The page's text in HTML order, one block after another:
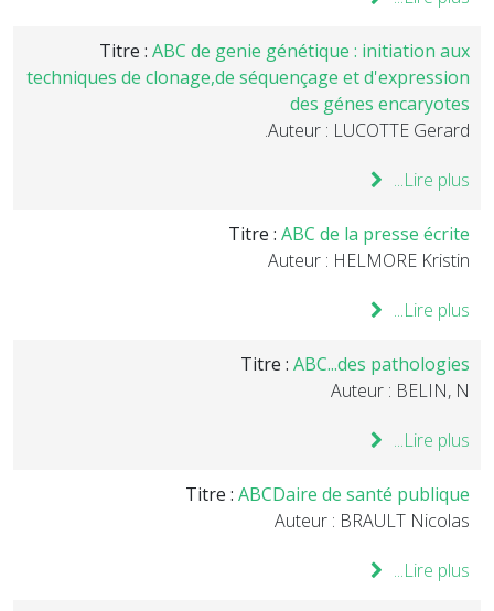
Titre : ABC de genie génétique : initiation aux
techniques de clonage,de séquençage et d'expression
des génes encaryotes
Auteur : LUCOTTE Gerard.
Lire plus...
Titre : ABC de la presse écrite
Auteur : HELMORE Kristin
Lire plus...
Titre : ABC...des pathologies
Auteur : BELIN, N
Lire plus...
Titre : ABCDaire de santé publique
Auteur : BRAULT Nicolas
Lire plus...